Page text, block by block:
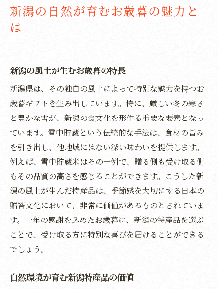
特産品で伝える新潟の冬の贈り物
お歳暮にぴったりな新潟の冬の味
季節感を活かした新潟特産のお歳暮
新潟の冬の贈り物は特産品で決まり
冬の特産品が新潟の魅力を伝える
お歳暮にぴったりな新潟の雪中貯蔵野菜
雪中貯蔵野菜の贈り物としての魅力
新潟の雪中貯蔵野菜が持つ特性
お歳暮に選ぶべき雪中貯蔵野菜の理由
雪中貯蔵野菜がもたらす新潟の味
冬限定！新潟の雪中貯蔵野菜の魅力
新潟の雪中貯蔵野菜で冬の贈り物
米と酒が主役！新潟のお歳暮ギフト
米と酒が引き立てる新潟の贈り物
新潟の自然が育むお歳暮の魅力と
は
新潟の風土が生むお歳暮の特長
新潟県は、その独自の風土によって特別な魅力を持つお
歳暮ギフトを生み出しています。特に、厳しい冬の寒さ
と豊かな雪が、新潟の食文化を形作る重要な要素となっ
ています。雪中貯蔵という伝統的な手法は、食材の旨み
を引き出し、他地域にはない深い味わいを提供します。
例えば、雪中貯蔵米はその一例で、贈る側も受け取る側
もその品質の高さを感じることができます。こうした新
潟の風土が生んだ特産品は、季節感を大切にする日本の
贈答文化において、非常に価値があるものとされていま
す。一年の感謝を込めたお歳暮に、新潟の特産品を選ぶ
ことで、受け取る方に特別な喜びを届けることができる
でしょう。
自然環境が育む新潟特産品の価値